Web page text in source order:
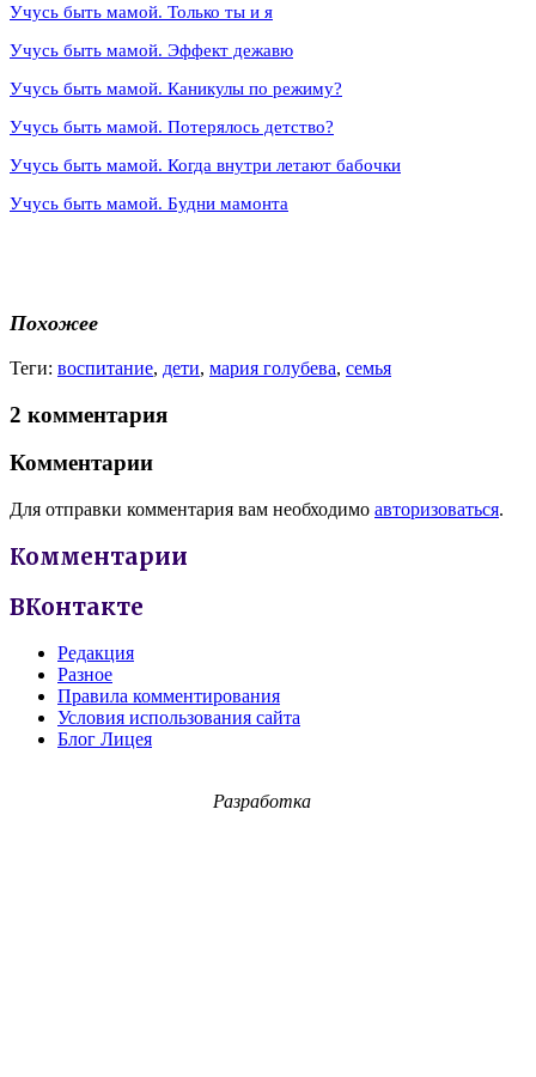
Учусь быть мамой. Только ты и я
Учусь быть мамой. Эффект дежавю
Учусь быть мамой. Каникулы по режиму?
Учусь быть мамой. Потерялось детство?
Учусь быть мамой. Когда внутри летают бабочки
Учусь быть мамой. Будни мамонта
Похожее
Теги: воспитание, дети, мария голубева, семья
2 комментария
Комментарии
Для отправки комментария вам необходимо авторизоваться.
Комментарии
ВКонтакте
Редакция
Разное
Правила комментирования
Условия использования сайта
Блог Лицея
Разработка